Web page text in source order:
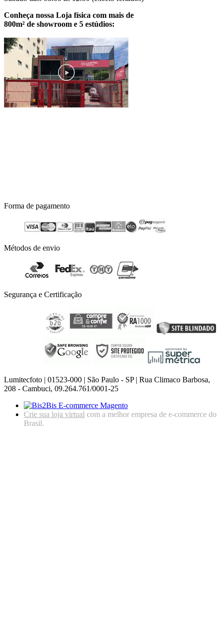
Conheça nossa Loja física com mais de
800m² de showroom e 5 estúdios:
Forma de pagamento
Métodos de envio
Segurança e Certificação
Lumitecfoto | 01523-000 | São Paulo - SP | Rua Climaco Barbosa,
208 - Cambuci, 09.264.761/0001-25
Crie sua loja virtual com a melhor empresa de e-commerce do
Brasil.